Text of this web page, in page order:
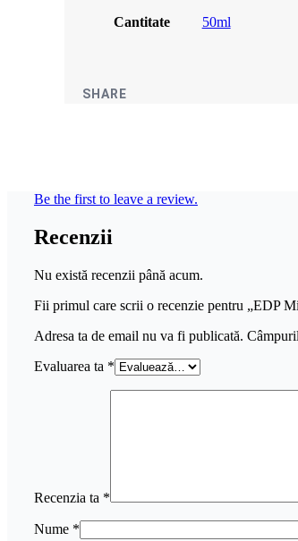
Cantitate 50ml
SHARE
Be the first to leave a review.
Recenzii
Nu există recenzii până acum.
Fii primul care scrii o recenzie pentru „EDP
Adresa ta de email nu va fi publicată.
Evaluarea ta *
Recenzia ta *
Nume *